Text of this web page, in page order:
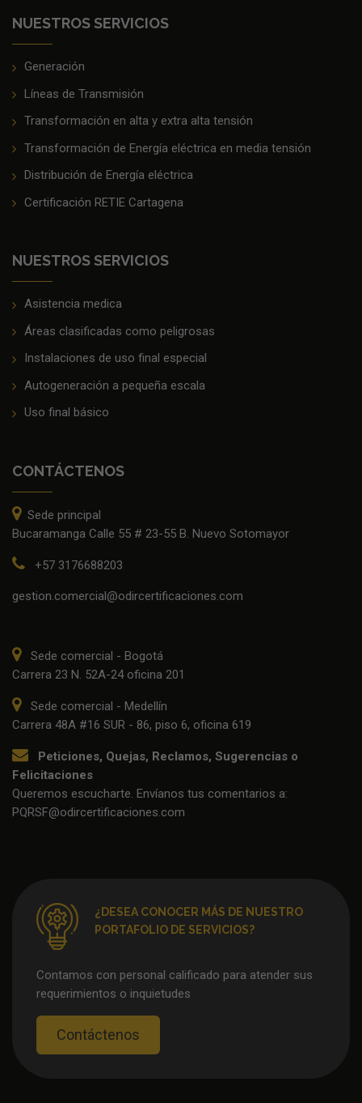
NUESTROS SERVICIOS
Generación
Líneas de Transmisión
Transformación en alta y extra alta tensión
Transformación de Energía eléctrica en media tensión
Distribución de Energía eléctrica
Certificación RETIE Cartagena
NUESTROS SERVICIOS
Asistencia medica
Áreas clasificadas como peligrosas
Instalaciones de uso final especial
Autogeneración a pequeña escala
Uso final básico
CONTÁCTENOS
Sede principal
Bucaramanga Calle 55 # 23-55 B. Nuevo Sotomayor
+57 3176688203
gestion.comercial@odircertificaciones.com
Sede comercial - Bogotá
Carrera 23 N. 52A-24 oficina 201
Sede comercial - Medellín
Carrera 48A #16 SUR - 86, piso 6, oficina 619
Peticiones, Quejas, Reclamos, Sugerencias o
Felicitaciones
Queremos escucharte. Envíanos tus comentarios a:
PQRSF@odircertificaciones.com
¿DESEA CONOCER MÁS DE NUESTRO
PORTAFOLIO DE SERVICIOS?
Contamos con personal calificado para atender sus
requerimientos o inquietudes
Contáctenos